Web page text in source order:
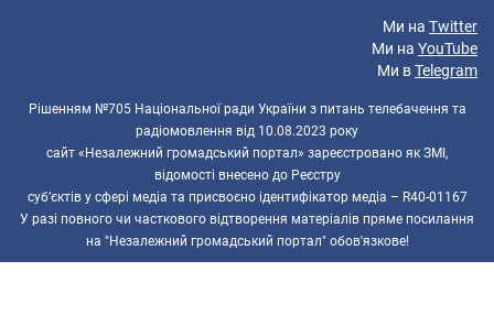
Ми на Twitter
Ми на YouTube
Ми вTelegram
Рішенням №705 Національної ради України з питань телебачення та
радіомовлення від 10.08.2023 року
сайт «Незалежний громадський портал» зареєстровано як ЗМІ,
відомості внесено до Реєстру
суб’єктів у сфері медіа та присвоєно ідентифікатор медіа – R40-01167
У разі повного чи часткового відтворення матеріалів пряме посилання
на "Незалежний громадський портал" обов'язкове!